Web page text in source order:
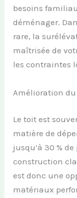
besoins
déménager.
rare, la
maîtrisée de
les contraintes
Amélioration
Le toit est
matière de
jusqu’à 30 %
construction
est donc une
matériaux